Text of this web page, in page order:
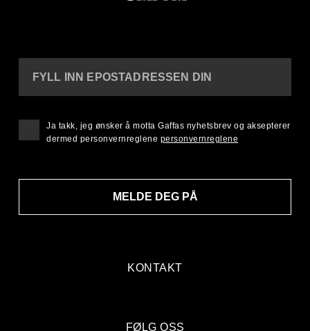
KONTAKT
FYLL INN EPOSTADRESSEN DIN
MELDE DEG PÅ
Ja takk, jeg ønsker å motta Gaffas nyhetsbrev og aksepterer
dermed personvernreglene personvernreglene
FØLG OSS